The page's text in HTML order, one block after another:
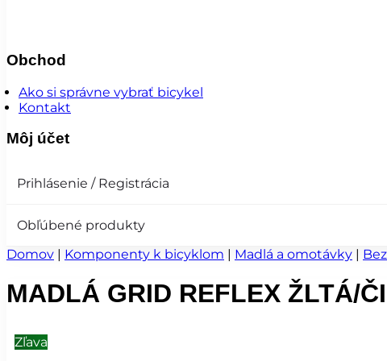
Obchod
Ako si správne vybrať bicykel
Kontakt
Môj účet
Prihlásenie / Registrácia
Obľúbené produkty
Domov | Komponenty k bicyklom | Madlá a omotávky |
MADLÁ GRID REFLEX ŽLTÁ/
Zľava